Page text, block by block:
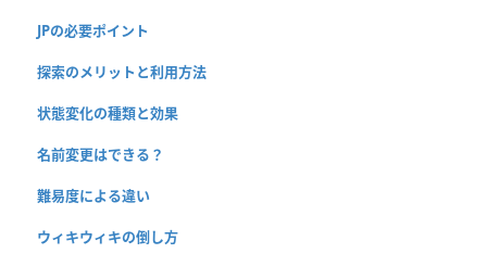
JPの必要ポイント
探索のメリットと利用方法
状態変化の種類と効果
名前変更はできる？
難易度による違い
ウィキウィキの倒し方